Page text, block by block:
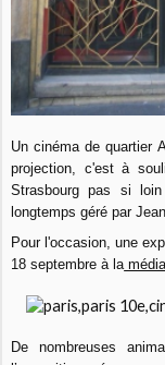
Un cinéma de quartier
projection, c'est à
Strasbourg pas si
longtemps géré par
Pour l'occasion, une
18 septembre à la
De nombreuses